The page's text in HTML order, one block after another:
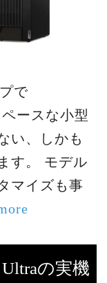
で
ースな小型
い、しかも
す。 モデル
マイズも事
Ultraの実機